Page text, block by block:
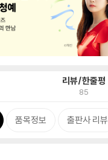
리뷰/한줄평
85
품목정보 출판사 리뷰